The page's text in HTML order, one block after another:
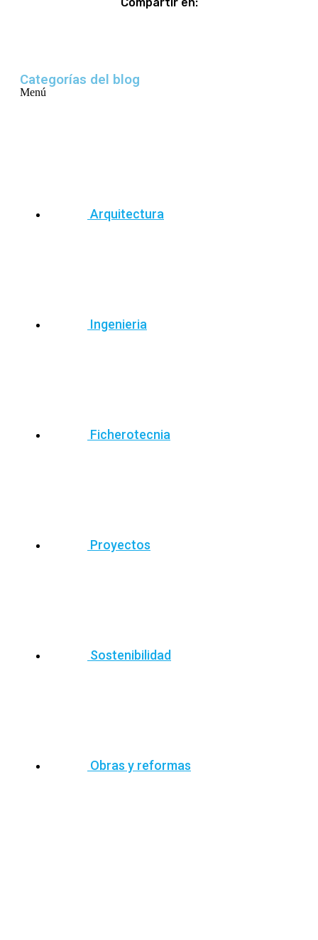
Categorías del blog
Menú
Arquitectura
Ingenieria
Ficherotecnia
Proyectos
Sostenibilidad
Obras y reformas